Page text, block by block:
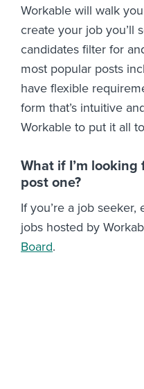
Workable will walk
create your job you’ll
candidates filter for
most popular posts
have flexible
form that’s intuitive
Workable to put it all
What if I’m
post one?
If you’re a job
jobs hosted by
Board.